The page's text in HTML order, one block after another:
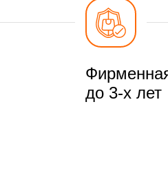
до 3-х лет